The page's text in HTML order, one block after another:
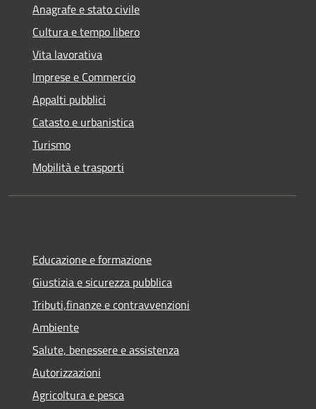
Anagrafe e stato civile
Cultura e tempo libero
Vita lavorativa
Imprese e Commercio
Appalti pubblici
Catasto e urbanistica
Turismo
Mobilità e trasporti
Educazione e formazione
Giustizia e sicurezza pubblica
Tributi,finanze e contravvenzioni
Ambiente
Salute, benessere e assistenza
Autorizzazioni
Agricoltura e pesca